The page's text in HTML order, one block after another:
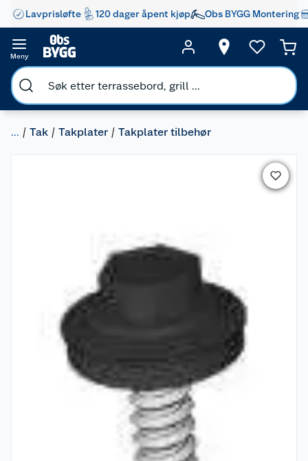
Lavprisløfte 120 dager åpent kjøp Obs BYGG Montering
Meny
... Tak Takplater Takplater tilbehør